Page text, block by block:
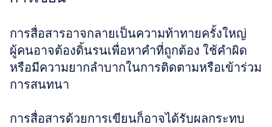
การสื่อสารอาจกลายเป็นความท้าทายครั้งใหญ่
ผู้คนอาจต้องดิ้นรนเพื่อหาคำที่ถูกต้อง ใช้คำผิด
หรือมีความยากลำบากในการติดตามหรือเข้าร่วม
การสนทนา
การสื่อสารด้วยการเขียนก็อาจได้รับผลกระทบ